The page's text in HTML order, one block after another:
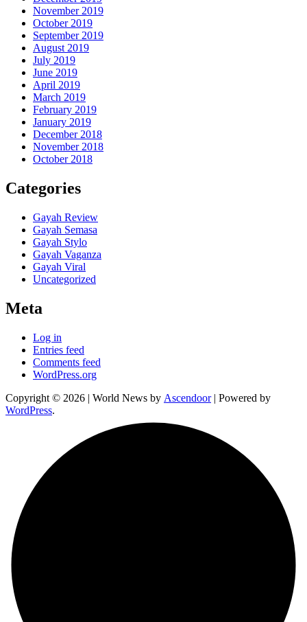
November 2019
October 2019
September 2019
August 2019
July 2019
June 2019
April 2019
March 2019
February 2019
January 2019
December 2018
November 2018
October 2018
Categories
Gayah Review
Gayah Semasa
Gayah Stylo
Gayah Vaganza
Gayah Viral
Uncategorized
Meta
Log in
Entries feed
Comments feed
WordPress.org
Copyright © 2026 | World News by Ascendoor| Powered by
WordPress.